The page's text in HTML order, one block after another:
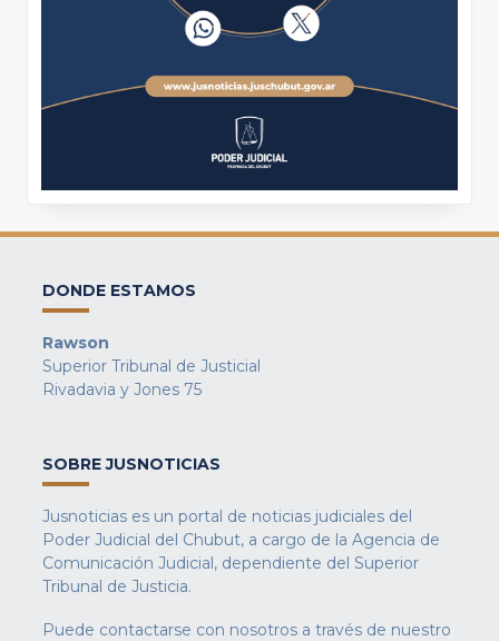
DONDE ESTAMOS
Rawson
Superior Tribunal de Justicial
Rivadavia y Jones 75
SOBRE JUSNOTICIAS
Jusnoticias es un portal de noticias judiciales del
Poder Judicial del Chubut, a cargo de la Agencia de
Comunicación Judicial, dependiente del Superior
Tribunal de Justicia.
Puede contactarse con nosotros a través de nuestro